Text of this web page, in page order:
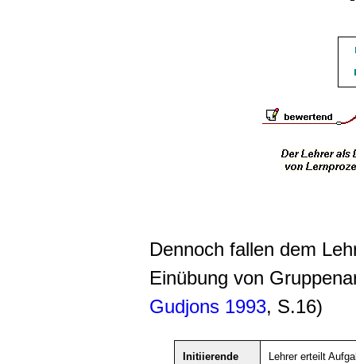
Dennoch fallen dem
Einübung von
Gudjons 1993, S.16)
Initiierende
Lehrer erteilt